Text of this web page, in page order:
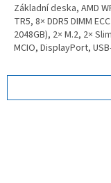
Základní deska, AMD
TR5, 8× DDR5 DIMM
2048GB), 2× M.2, 2×
MCIO, DisplayPort,